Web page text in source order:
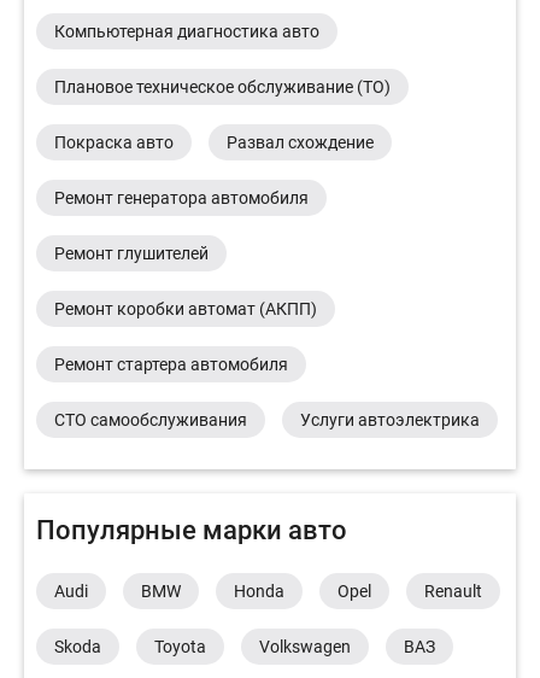
Компьютерная диагностика авто
Плановое техническое обслуживание (ТО)
Покраска авто Развал схождение
Ремонт генератора автомобиля
Ремонт глушителей
Ремонт коробки автомат (АКПП)
Ремонт стартера автомобиля
СТО самообслуживания Услуги автоэлектрика
Популярные марки авто
Audi BMW Honda Opel Renault
Skoda Toyota Volkswagen ВАЗ